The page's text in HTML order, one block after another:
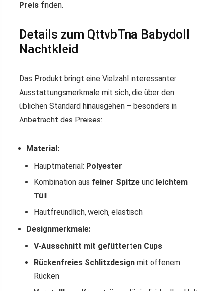
Preis finden.
Details zum QttvbTna Babydoll
Nachtkleid
Das Produkt bringt eine Vielzahl interessanter
Ausstattungsmerkmale mit sich, die über den
üblichen Standard hinausgehen – besonders in
Anbetracht des Preises:
Material:
Hauptmaterial: Polyester
Kombination aus feiner Spitze und leichtem
Tüll
Hautfreundlich, weich, elastisch
Designmerkmale:
V-Ausschnitt mit gefütterten Cups
Rückenfreies Schlitzdesign mit offenem
Rücken